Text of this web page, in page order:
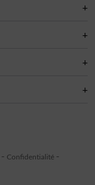
Confidentialité